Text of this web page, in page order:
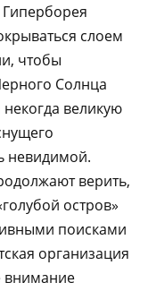
слоем
чтобы
Солнца
великую
невидимой.
верить,
остров»
поисками
организация
внимание